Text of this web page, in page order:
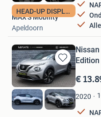
HEAD-UP DISPLAY
MAX'S Mobility
Apeldoorn
Bewaren
in
Mijn
Favorieten
€
2020